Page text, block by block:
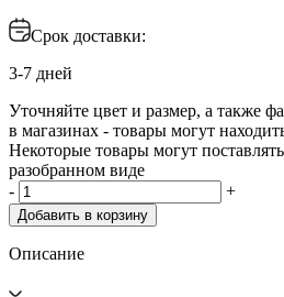
Срок доставки:
3-7 дней
Уточняйте цвет и размер, а также
в магазинах - товары могут
Некоторые товары могут
разобранном виде
-
+
Добавить в корзину
Описание